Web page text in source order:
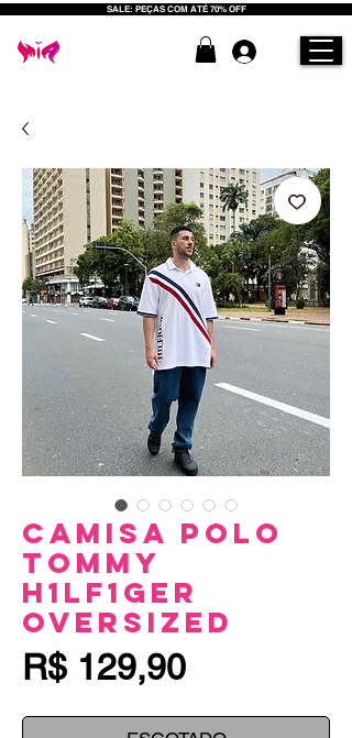
SALE: PEÇAS COM ATÉ 70% OFF
Camisa Polo
Tommy
H1lf1ger
Oversized
R$ 129,90Preço